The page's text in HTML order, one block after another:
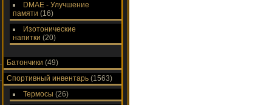
DMAE - Улучшение
памяти (16)
Изотонические
напитки (20)
Батончики (49)
Спортивный инвентарь (1563)
Термосы (26)